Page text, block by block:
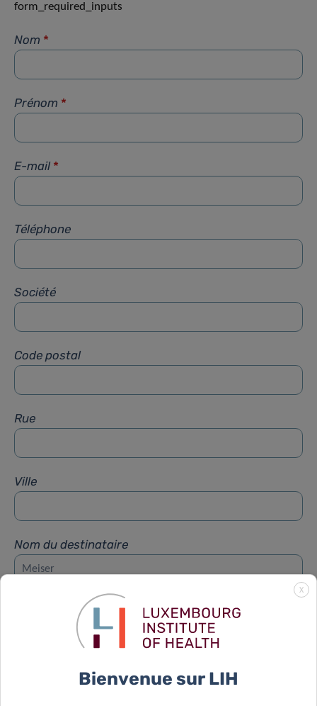
form_required_inputs
Nom *
Prénom *
E-mail *
Téléphone
Société
Code postal
Rue
Ville
Nom du destinataire
Prénom du destinataire
X
Bienvenue sur LIH